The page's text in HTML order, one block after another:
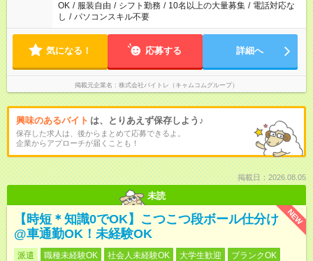
OK / 服装自由 / シフト勤務 / 10名以上の大量募集 / 電話対応な
し / パソコンスキル不要
気になる！ 応募する 詳細へ
掲載元企業名 株式会社バイトレ（キャムコムグループ）
興味のあるバイト は、とりあえず保存しよう♪
保存した求人は、後からまとめて応募できるよ。
企業からアプローチが届くことも！
掲載日：2026.08.05
未読
NEW
【時短＊知識0でOK】こつこつ段ボール仕分け
@車通勤OK！未経験OK
派遣 職種未経験OK 社会人未経験OK 大学生歓迎
ブランクOK